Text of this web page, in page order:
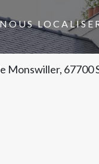
Monswiller, 67700